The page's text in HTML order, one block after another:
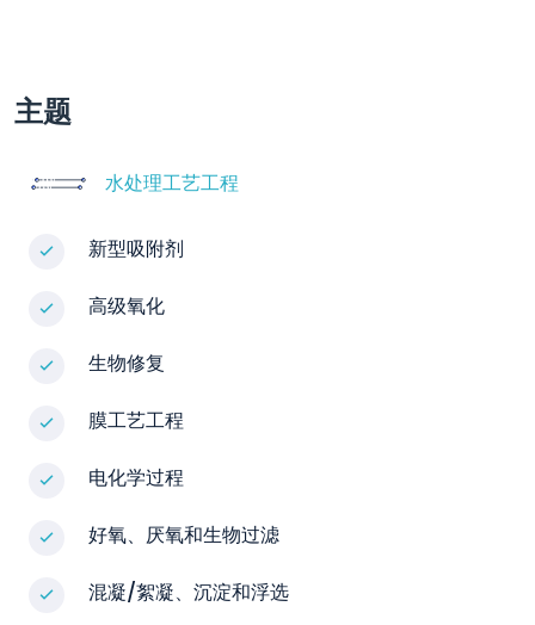
主题
水处理工艺工程
新型吸附剂
高级氧化
生物修复
膜工艺工程
电化学过程
好氧、厌氧和生物过滤
混凝/絮凝、沉淀和浮选